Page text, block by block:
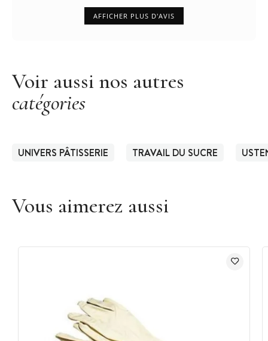
AFFICHER PLUS D'AVIS
Voir aussi nos autres
catégories
UNIVERS PÂTISSERIE TRAVAIL DU SUCRE
Vous aimerez aussi